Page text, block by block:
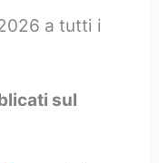
a tutti i
sul